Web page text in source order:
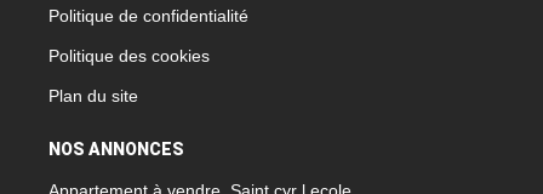
Politique de confidentialité
Politique des cookies
Plan du site
NOS ANNONCES